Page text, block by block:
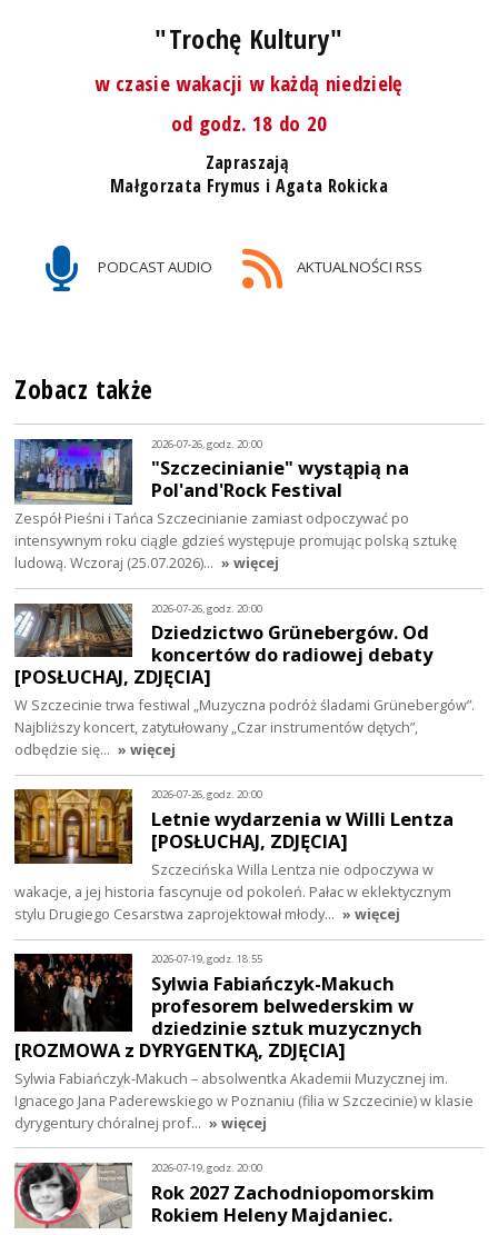
"Trochę Kultury"
w czasie wakacji w każdą niedzielę
od godz. 18 do 20
Zapraszają
Małgorzata Frymus i Agata Rokicka
PODCAST AUDIO AKTUALNOŚCI RSS
Zobacz także
2026-07-26, godz. 20:00
"Szczecinianie" wystąpią na
Pol'and'Rock Festival
Zespół Pieśni i Tańca Szczecinianie zamiast odpoczywać po
intensywnym roku ciągle gdzieś występuje promując polską sztukę
ludową. Wczoraj (25.07.2026)… » więcej
2026-07-26, godz. 20:00
Dziedzictwo Grünebergów. Od
koncertów do radiowej debaty
[POSŁUCHAJ, ZDJĘCIA]
W Szczecinie trwa festiwal „Muzyczna podróż śladami Grünebergów”.
Najbliższy koncert, zatytułowany „Czar instrumentów dętych”,
odbędzie się… » więcej
2026-07-26, godz. 20:00
Letnie wydarzenia w Willi Lentza
[POSŁUCHAJ, ZDJĘCIA]
Szczecińska Willa Lentza nie odpoczywa w
wakacje, a jej historia fascynuje od pokoleń. Pałac w eklektycznym
stylu Drugiego Cesarstwa zaprojektował młody… » więcej
2026-07-19, godz. 18:55
Sylwia Fabiańczyk-Makuch
profesorem belwederskim w
dziedzinie sztuk muzycznych
[ROZMOWA z DYRYGENTKĄ, ZDJĘCIA]
Sylwia Fabiańczyk-Makuch – absolwentka Akademii Muzycznej im.
Ignacego Jana Paderewskiego w Poznaniu (filia w Szczecinie) w klasie
dyrygentury chóralnej prof… » więcej
2026-07-19, godz. 20:00
Rok 2027 Zachodniopomorskim
Rokiem Heleny Majdaniec.